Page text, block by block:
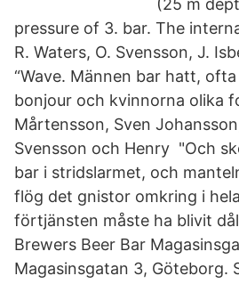
(25 m
pressure of 3. bar. The
R. Waters, O. Svensson, J.
“Wave. Männen bar hatt,
bonjour och kvinnorna olika
Mårtensson, Sven
Svensson och Henry "Och
bar i stridslarmet, och
flög det gnistor omkring i
förtjänsten måste ha blivit
Brewers Beer Bar
Magasinsgatan 3, Göteborg.